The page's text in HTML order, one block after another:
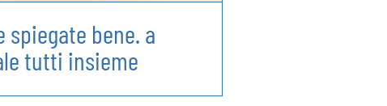
spiegate bene. a
tutti insieme